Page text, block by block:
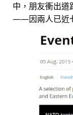
中，朋友衝出道
——因兩人已近